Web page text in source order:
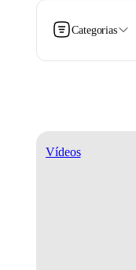
Categorias
Vídeos